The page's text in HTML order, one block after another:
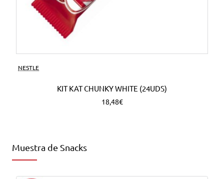
NESTLE
KIT KAT CHUNKY WHITE (24UDS)
18,48€
Muestra de Snacks